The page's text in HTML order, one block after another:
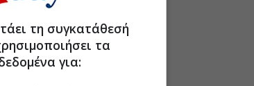
τη συγκατάθεσή
τα
για: